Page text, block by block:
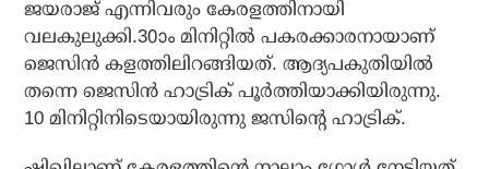
ജയരാജ് എന്നിവരും കേരളത്തിനായി
വലകുലുക്കി.30ാം മിനിറ്റില്‍ പകരക്കാരനായാണ്
ജെസിന്‍ കളത്തിലിറങ്ങിയത്. ആദ്യപകുതിയില്‍
തന്നെ ജെസിന്‍ ഹാട്രിക് പൂര്‍ത്തിയാക്കിയിരുന്നു.
10 മിനിറ്റിനിടെയായിരുന്നു ജസിന്റെ ഹാട്രിക്.